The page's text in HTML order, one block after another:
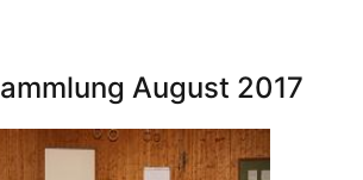
Einweihungen
August 2017